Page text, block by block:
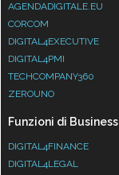
AGENDADIGITALE.EU
CORCOM
DIGITAL4EXECUTIVE
DIGITAL4PMI
TECHCOMPANY360
ZEROUNO
Funzioni di Business
DIGITAL4FINANCE
DIGITAL4LEGAL